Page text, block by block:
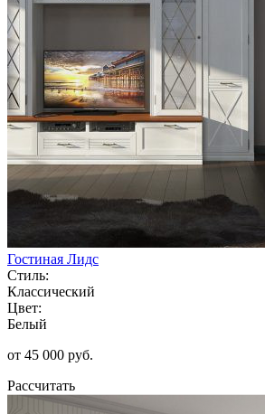
Гостиная Лидс
Стиль:
Классический
Цвет:
Белый
от 45 000 руб.
Рассчитать